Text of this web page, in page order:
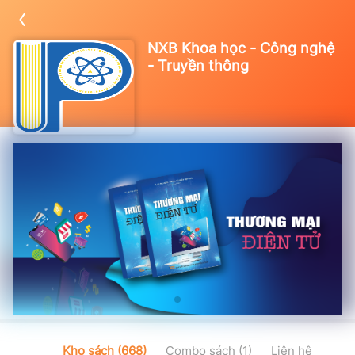
NXB Khoa học - Công nghệ
- Truyền thông
Kho sách (668) Combo sách (1) Liên hệ